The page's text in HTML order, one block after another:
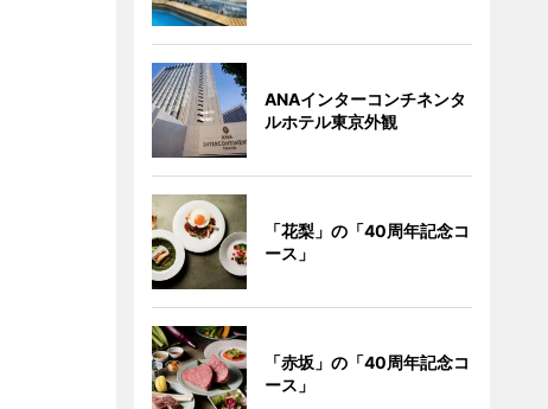
ANAインターコンチネンタ
ルホテル東京外観
「花梨」の「40周年記念コ
ース」
「赤坂」の「40周年記念コ
ース」